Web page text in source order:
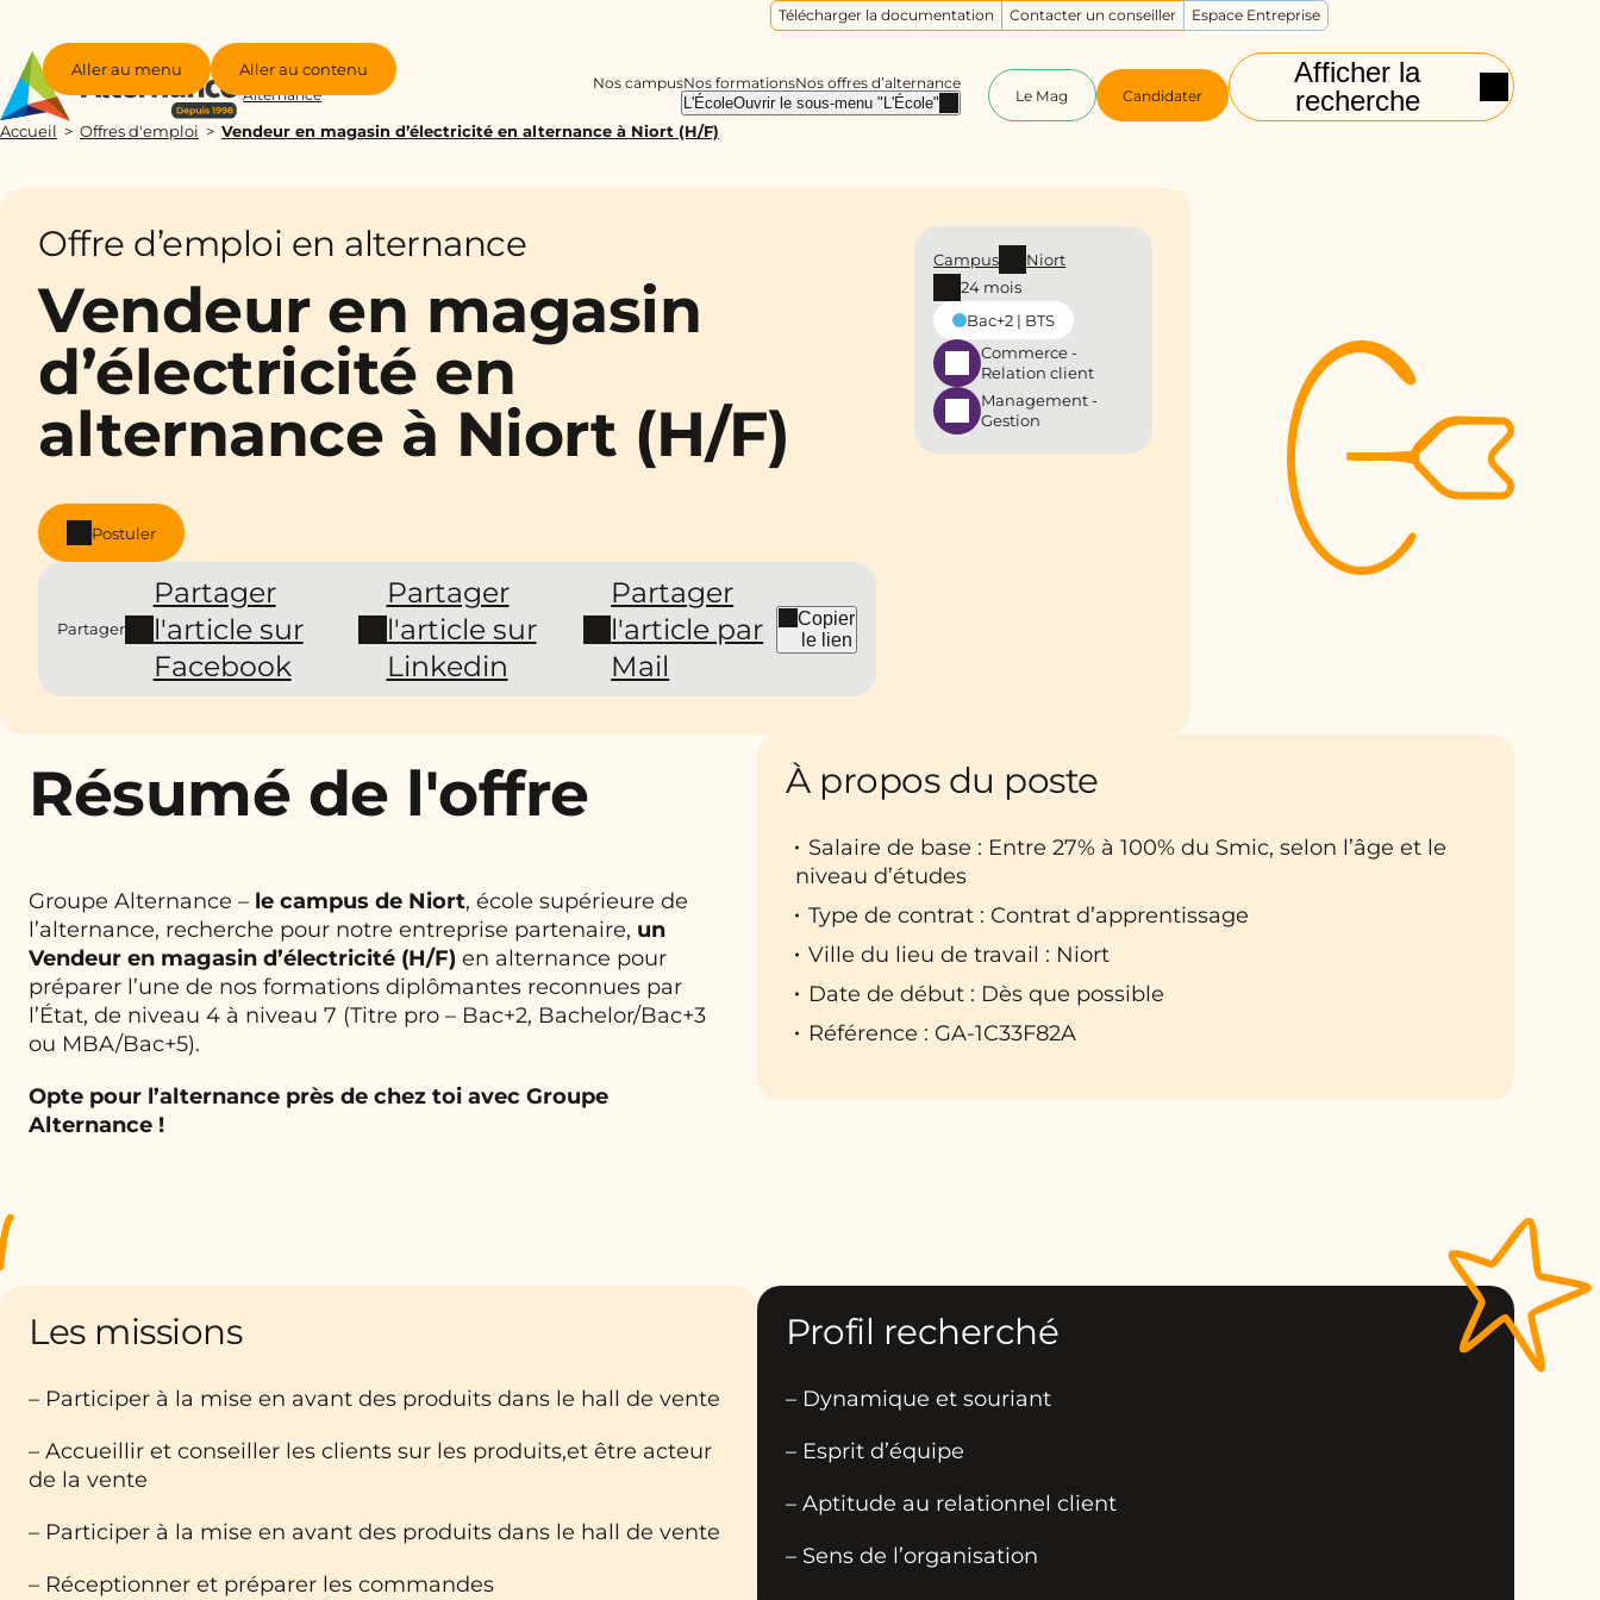
Aller au menu Aller au contenu
Groupe
Alternance
Afficher la
recherche
Nos campusNos formationsNos offres d’alternance
L'ÉcoleOuvrir le sous-menu "L'École" Le Mag Candidater
Télécharger la documentation Contacter un conseiller Espace Entreprise
Accueil Offres d'emploi Vendeur en magasin d’électricité en alternance à Niort (H/F)
Offre d’emploi en alternance
Vendeur en magasin
d’électricité en
alternance à Niort (H/F)
Postuler
Partager
Partager
l'article sur
Facebook
Partager
l'article sur
Linkedin
Partager
l'article par
Mail
Copier
le lien
Campus
Niort
24 mois
Bac+2 | BTS
Commerce -
Relation client
Management -
Gestion
Résumé de l'offre
Groupe Alternance – le campus de Niort, école supérieure de
l’alternance, recherche pour notre entreprise partenaire, un
Vendeur en magasin d’électricité (H/F) en alternance pour
préparer l’une de nos formations diplômantes reconnues par
l’État, de niveau 4 à niveau 7 (Titre pro – Bac+2, Bachelor/Bac+3
ou MBA/Bac+5).
Opte pour l’alternance près de chez toi avec Groupe
Alternance !
À propos du poste
Salaire de base : Entre 27% à 100% du Smic, selon l’âge et le
niveau d’études
Type de contrat : Contrat d’apprentissage
Ville du lieu de travail : Niort
Date de début : Dès que possible
Référence : GA-1C33F82A
Les missions
– Participer à la mise en avant des produits dans le hall de vente
– Accueillir et conseiller les clients sur les produits,et être acteur
de la vente
– Participer à la mise en avant des produits dans le hall de vente
– Réceptionner et préparer les commandes
Profil recherché
– Dynamique et souriant
– Esprit d’équipe
– Aptitude au relationnel client
– Sens de l’organisation